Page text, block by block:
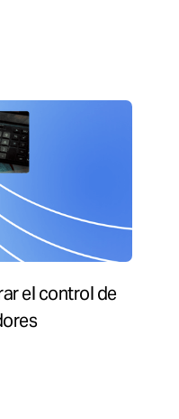
el control de